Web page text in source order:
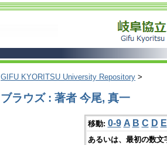
GIFU KYORITSU University Repository >
ブラウズ : 著者 今尾, 真一
移動: 0-9 A B C D E
あるいは、最初の数